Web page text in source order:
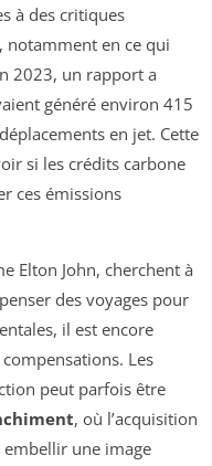
à des critiques
notamment en ce qui
2023, un rapport a
généré environ 415
en jet. Cette
si les crédits carbone
ces émissions
Elton John, cherchent à
des voyages pour
il est encore
Les
peut parfois être
, où l’acquisition
embellir une image